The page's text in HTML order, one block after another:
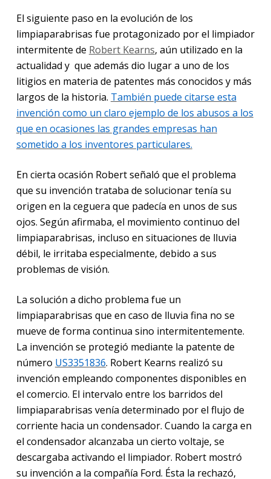
El siguiente paso en la evolución de los
limpiaparabrisas fue protagonizado por el limpiador
intermitente de Robert Kearns, aún utilizado en la
actualidad y que además dio lugar a uno de los
litigios en materia de patentes más conocidos y más
largos de la historia. También puede citarse esta
invención como un claro ejemplo de los abusos a los
que en ocasiones las grandes empresas han
sometido a los inventores particulares.
En cierta ocasión Robert señaló que el problema
que su invención trataba de solucionar tenía su
origen en la ceguera que padecía en unos de sus
ojos. Según afirmaba, el movimiento continuo del
limpiaparabrisas, incluso en situaciones de lluvia
débil, le irritaba especialmente, debido a sus
problemas de visión.
La solución a dicho problema fue un
limpiaparabrisas que en caso de lluvia fina no se
mueve de forma continua sino intermitentemente.
La invención se protegió mediante la patente de
número US3351836. Robert Kearns realizó su
invención empleando componentes disponibles en
el comercio. El intervalo entre los barridos del
limpiaparabrisas venía determinado por el flujo de
corriente hacia un condensador. Cuando la carga en
el condensador alcanzaba un cierto voltaje, se
descargaba activando el limpiador. Robert mostró
su invención a la compañía Ford. Ésta la rechazó,